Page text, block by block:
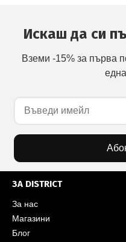
Искаш да си
Вземи -15% за първа
ЗА DISTRICT
За нас
Магазини
Блог